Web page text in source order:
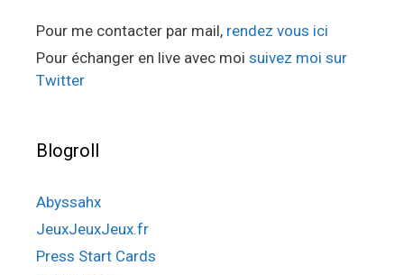
Pour me contacter par mail, rendez vous ici
Pour échanger en live avec moi suivez moi sur
Twitter
Blogroll
Abyssahx
JeuxJeuxJeux.fr
Press Start Cards